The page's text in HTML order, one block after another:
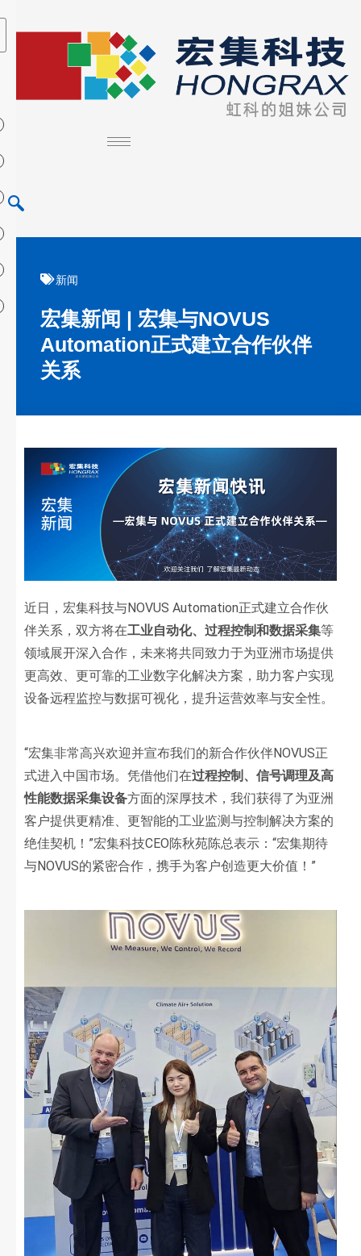
新闻
宏集新闻 | 宏集与NOVUS
Automation正式建立合作伙伴
关系
近日，宏集科技与NOVUS Automation正式建立合作伙
伴关系，双方将在工业自动化、过程控制和数据采集等
领域展开深入合作，未来将共同致力于为亚洲市场提供
更高效、更可靠的工业数字化解决方案，助力客户实现
设备远程监控与数据可视化，提升运营效率与安全性。
“宏集非常高兴欢迎并宣布我们的新合作伙伴NOVUS正
式进入中国市场。凭借他们在过程控制、信号调理及高
性能数据采集设备方面的深厚技术，我们获得了为亚洲
客户提供更精准、更智能的工业监测与控制解决方案的
绝佳契机！”宏集科技CEO陈秋苑陈总表示：“宏集期待
与NOVUS的紧密合作，携手为客户创造更大价值！”